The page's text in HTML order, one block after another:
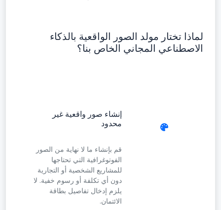
لماذا تختار مولد الصور الواقعية بالذكاء
الاصطناعي المجاني الخاص بنا؟
إنشاء صور واقعية غير
محدود
قم بإنشاء ما لا نهاية من الصور
الفوتوغرافية التي تحتاجها
للمشاريع الشخصية أو التجارية
دون أي تكلفة أو رسوم خفية. لا
يلزم إدخال تفاصيل بطاقة
الائتمان.